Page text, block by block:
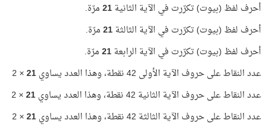
أحرف لفظ (بيوت) تكرّرت في الآية الثانية21مرّة.
أحرف لفظ (بيوت) تكرّرت في الآية الثالثة21مرّة.
أحرف لفظ (بيوت) تكرّرت في الآية الرابعة21مرّة.
عدد النقاط على حروف الآية الأولى 42 نقطة، وهذا العدد يساوي
21
× 2
عدد النقاط على حروف الآية الثانية 42 نقطة، وهذا العدد يساوي
21
× 2
عدد النقاط على حروف الآية الثالثة 42 نقطة، وهذا العدد يساوي
21
× 2